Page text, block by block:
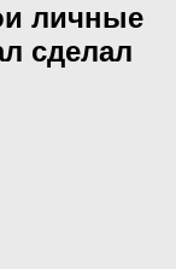
личные
сделал